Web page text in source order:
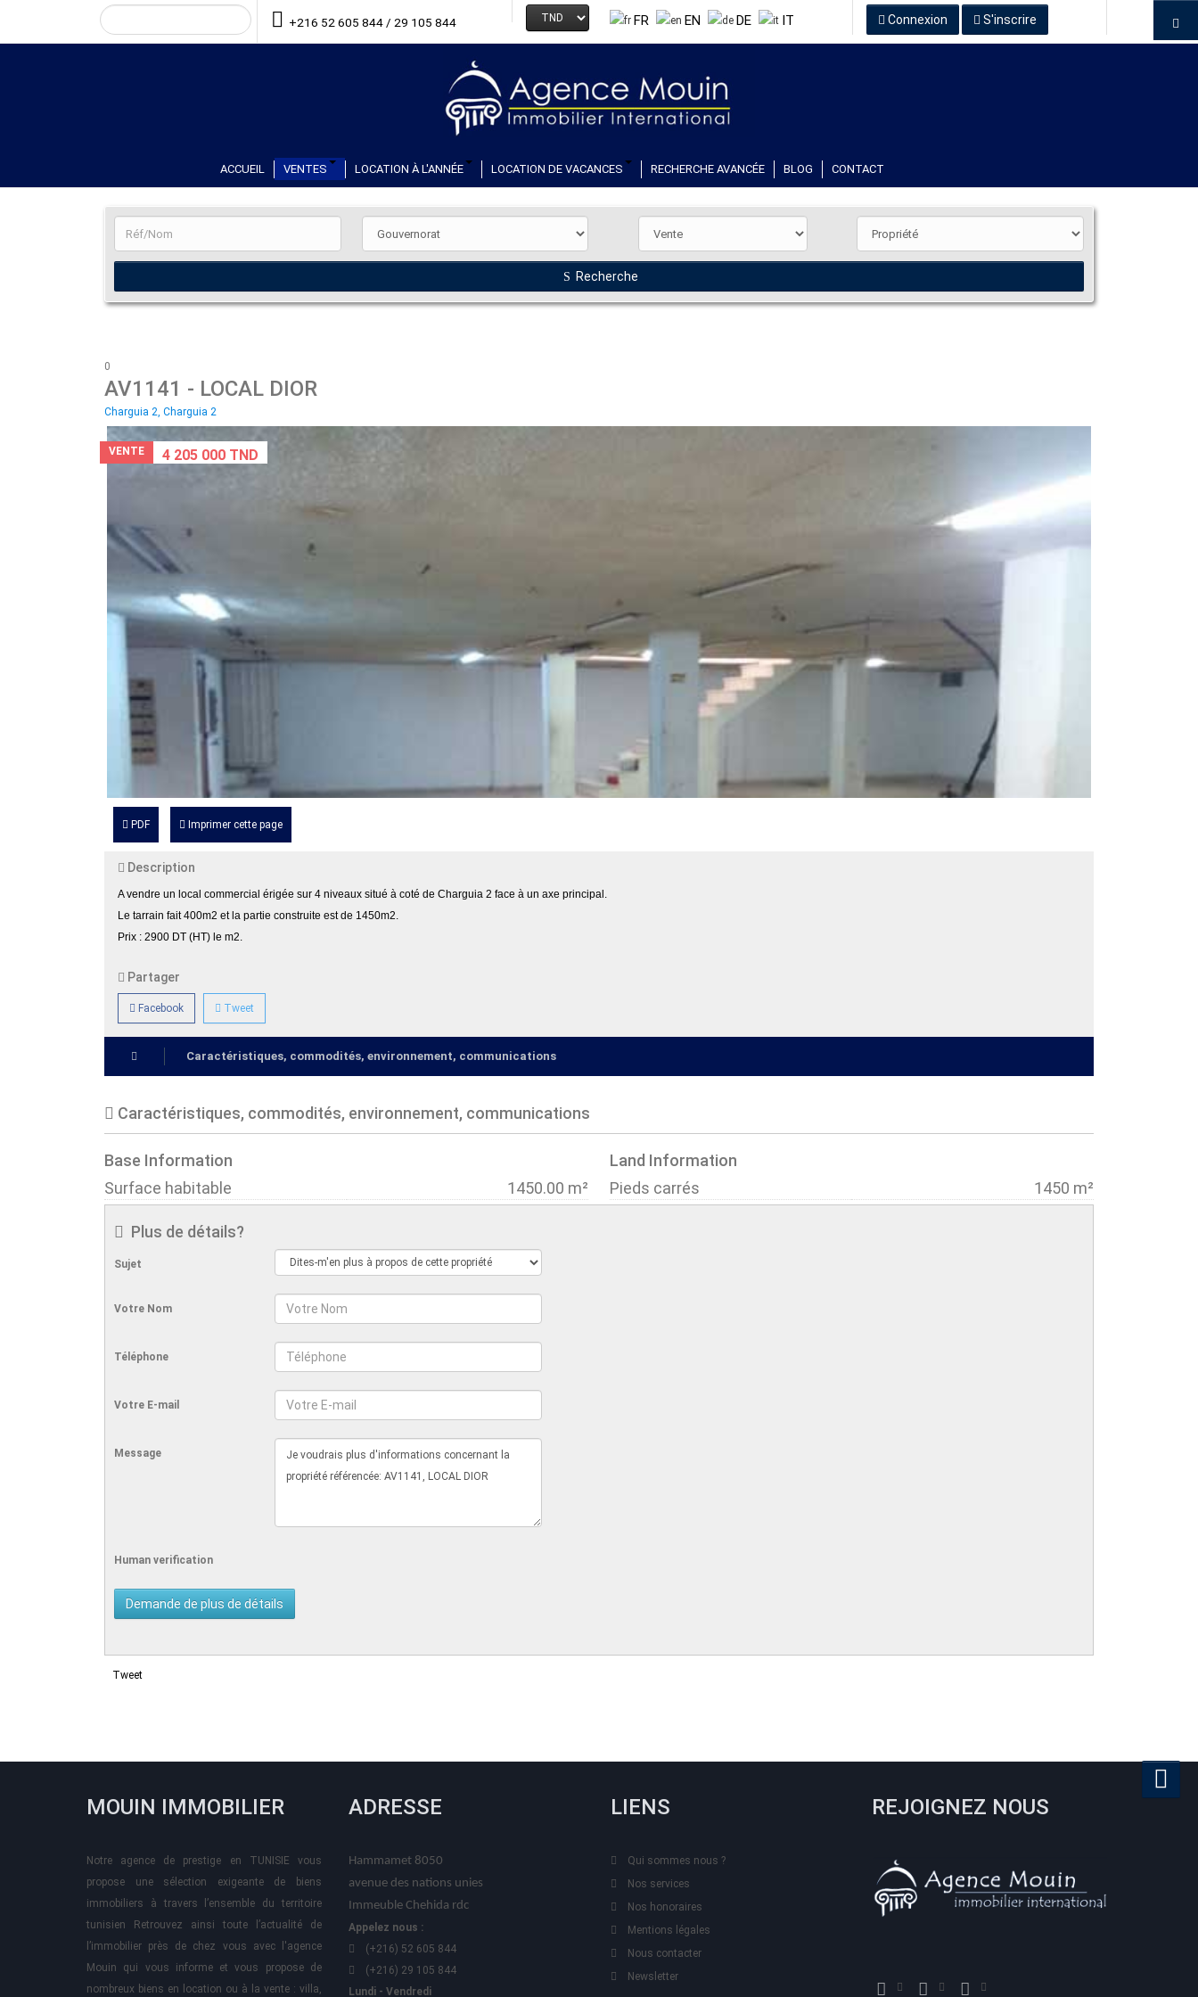
+216 52 605 844 / 29 105 844 FR EN DE IT Connexion S'inscrire
ACCUEIL VENTES LOCATION À L'ANNÉE LOCATION DE VACANCES RECHERCHE AVANCÉE BLOG CONTACT
Recherche
0
AV1141 - LOCAL DIOR
Charguia 2, Charguia 2
VENTE 4 205 000 TND
PDF Imprimer cette page
Description
A vendre un local commercial érigée sur 4 niveaux situé à coté de Charguia 2 face à un axe principal.
Le tarrain fait 400m2 et la partie construite est de 1450m2.
Prix : 2900 DT (HT) le m2.
Partager
Facebook Tweet
Caractéristiques, commodités, environnement, communications
Caractéristiques, commodités, environnement, communications
Base Information
Surface habitable
1450.00 m²
Land Information
Pieds carrés
1450 m²
Plus de détails?
Sujet
Votre Nom
Téléphone
Votre E-mail
Message
Human verification
Tweet
MOUIN IMMOBILIER
Notre agence de prestige en TUNISIE vous
propose une sélection exigeante de biens
immobiliers à travers l’ensemble du territoire
tunisien Retrouvez ainsi toute l’actualité de
l’immobilier près de chez vous avec l'agence
Mouin qui vous informe et vous propose de
nombreux biens en location ou à la vente : villa,
ADRESSE
Hammamet 8050
avenue des nations unies
Immeuble Chehida rdc
Appelez nous :
(+216) 52 605 844
(+216) 29 105 844
Lundi - Vendredi
LIENS
Qui sommes nous ?
Nos services
Nos honoraires
Mentions légales
Nous contacter
Newsletter
REJOIGNEZ NOUS